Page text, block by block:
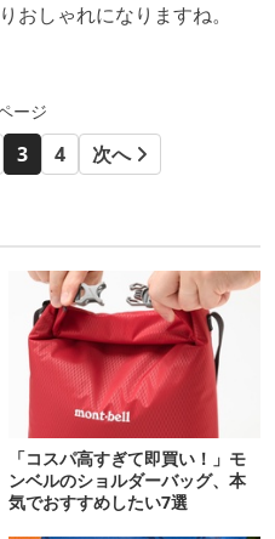
おしゃれになりますね。
ージ
3 4 次へ
「コスパ高すぎて即買い！」モ
ンベルのショルダーバッグ、本
気でおすすめしたい7選